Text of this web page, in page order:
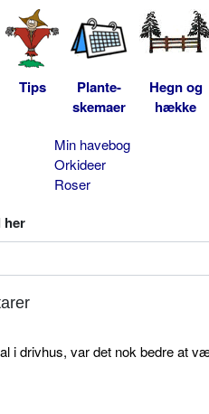
Tips
Plante-
skemaer
Hegn og
hække
Min havebog
Orkideer
Roser
her
i drivhus, var det nok bedre at